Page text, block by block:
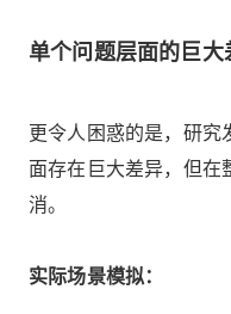
单个问题层面的巨大
更令人困惑的是，研
面存在巨大差异，但在
消。
实际场景模拟：